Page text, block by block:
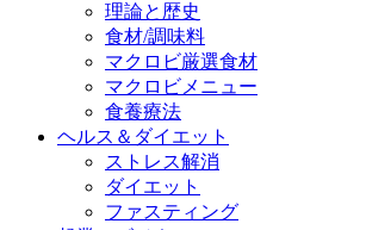
理論と歴史
食材/調味料
マクロビ厳選食材
マクロビメニュー
食養療法
ヘルス＆ダイエット
ストレス解消
ダイエット
ファスティング